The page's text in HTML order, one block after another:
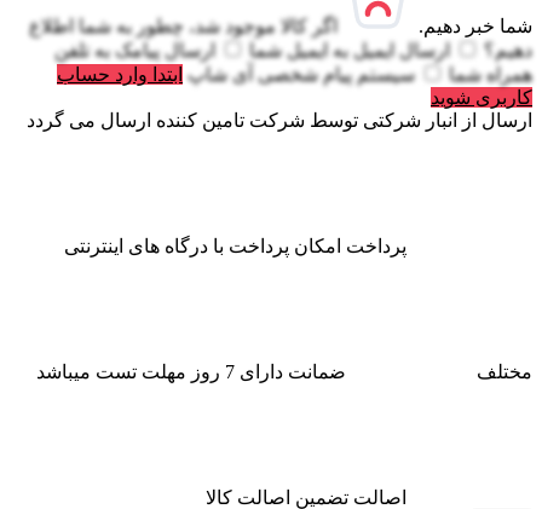
شما خبر دهیم.
اگر کالا موجود شد، چطور به شما اطلاع
دهیم؟
ارسال ایمیل به ایمیل شما ارسال پیامک به تلفن
همراه شما
سیستم پیام شخصی آی شاپ ابتدا وارد حساب
کاربری شوید
ارسال از انبار شرکتی توسط شرکت تامین کننده ارسال می گردد
پرداخت امکان پرداخت با درگاه های اینترنتی
مختلف ضمانت دارای 7 روز مهلت تست میباشد
اصالت تضمین اصالت کالا